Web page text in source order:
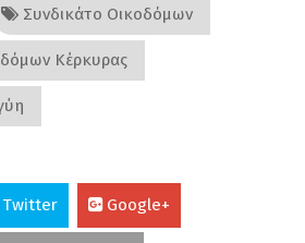
Συνδικάτο Οικοδόμων
Κέρκυρας
Google+